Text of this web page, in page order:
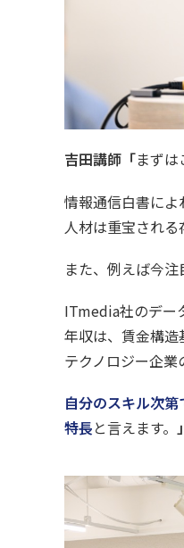
吉田講師「まず
情報通信白書によ
人材は重宝される
また、例えば今
ITmedia社のデー
年収は、賃金構
テクノロジー企業
自分のスキル次
特長と言えます。 」